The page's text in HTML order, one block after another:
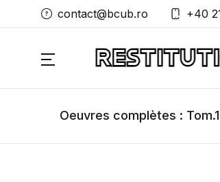
contact@bcub.ro +40
Oeuvres complètes :